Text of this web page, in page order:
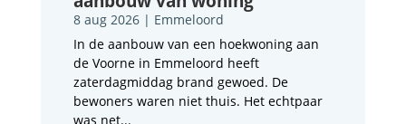
8 aug 2026| Emmeloord
In de aanbouw van een hoekwoning aan
de Voorne in Emmeloord heeft
zaterdagmiddag brand gewoed. De
bewoners waren niet thuis. Het echtpaar
was net...